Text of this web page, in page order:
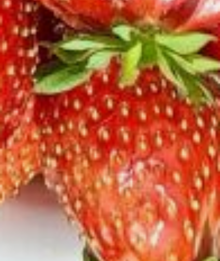
был постоянно влажным). Так
розеточки быстрее начнут
укореняться, а значит, смогут
начать «самостоятельную
жизнь» на собственных
корнях;
При заполнении горшочков
субстратом аккуратно,
спиралькой, укладываем усик
в горшочке, оставляя
на поверхности только
розетку. Почву вокруг нее
также необходимо
замульчировать мхом.
Для поддержания необходимого
уровня влажности одно
из основных условий успешного
укоренения — горшочки
надо поставить в притененное
место в поддон, в котором
поддерживать уровень воды
около 1 см. Укоренение наступает
через 2 — 2,5 недели, и еще
через 1,5 — 2 недели их можно
будет высадить в открытый грунт.
При обоих вариантах укореняется